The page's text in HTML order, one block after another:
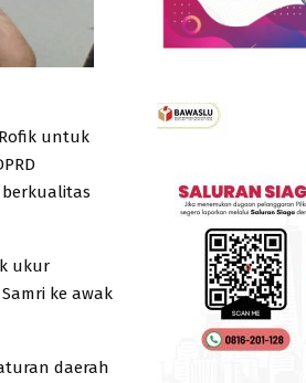
untuk
ukur
ke awak
daerah